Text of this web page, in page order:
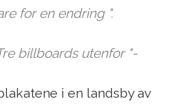
for en endring ".
billboards utenfor "-
i en landsby av